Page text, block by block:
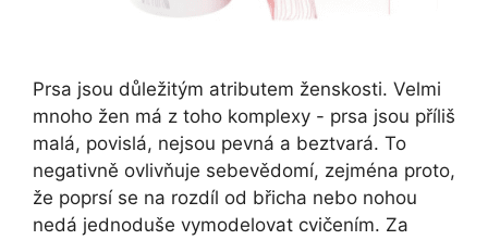
Prsa jsou důležitým atributem ženskosti. Velmi
mnoho žen má z toho komplexy - prsa jsou příliš
malá, povislá, nejsou pevná a beztvará. To
negativně ovlivňuje sebevědomí, zejména proto,
že poprsí se na rozdíl od břicha nebo nohou
nedá jednoduše vymodelovat cvičením. Za